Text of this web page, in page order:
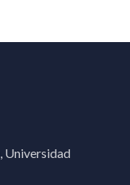
Universidad